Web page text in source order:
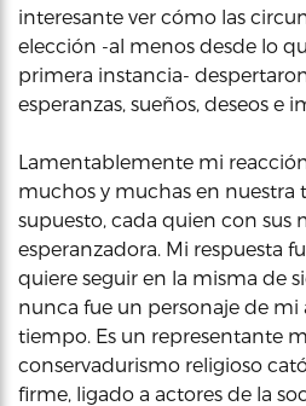
interesante ver cómo las
elección -al menos desde lo
primera instancia-
esperanzas, sueños, deseos e
Lamentablemente mi
muchos y muchas en nuestra
supuesto, cada quien con sus
esperanzadora. Mi respuesta
quiere seguir en la misma de
nunca fue un personaje de
tiempo. Es un representante
conservadurismo religioso
firme, ligado a actores de la